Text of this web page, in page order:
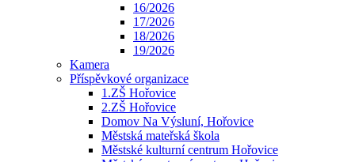
16/2026
17/2026
18/2026
19/2026
Kamera
Příspěvkové organizace
1.ZŠ Hořovice
2.ZŠ Hořovice
Domov Na Výsluní, Hořovice
Městská mateřská škola
Městské kulturní centrum Hořovice